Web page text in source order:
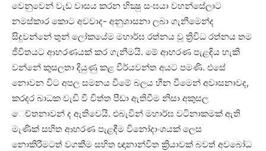
වෙනුවෙන් වැඩ වාසය කරන භික්‍ෂු සංඝයා වහන්සේලාට
නමස්‌කාර කොට අවවාද- අනුශාසනා ලබා ගැනීමෙන්ද
සිදුවන්නේ තුන් ලෝකයේම මහාර්ඝ රත්නය වූ ත්‍රිවිධ රත්නය තම
ජීවිතයට ආභරණයක්‌ කර ගැනීමයි. මේ ආභරණ පැළඳිය හැකි
වන්නේ කුසලතා දියුණු කළ වීර්යවන්ත අයට පමණි. එසේ
නොවන විට අපල සමනය වීමේ බලය හීන වීමෙන් අවාසනාවද,
කරදර බාධක වැඩි වී චිත්ත පීඩා ඇතිවීම නිසා අකුසල
ෙච්තනාවන් ද ඇතිවෙයි. එබැවින් මහාර්ඝ වටිනාකමක්‌ ඇති
මැණික්‌ සහිත ආභරණ පැළඳීම විනෝදාංශයක්‌ ලෙස
නොකිරීමටත් වගකීම සහිත ඥානාන්විත ක්‍රියාවක්‌ බවත් අවබෝධ